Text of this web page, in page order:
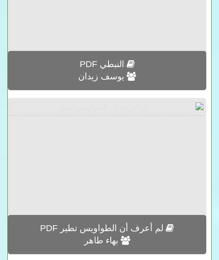
النبطي PDF
يوسف زيدان
لم أعرف أن الطواويس تطير PDF
بهاء طاهر